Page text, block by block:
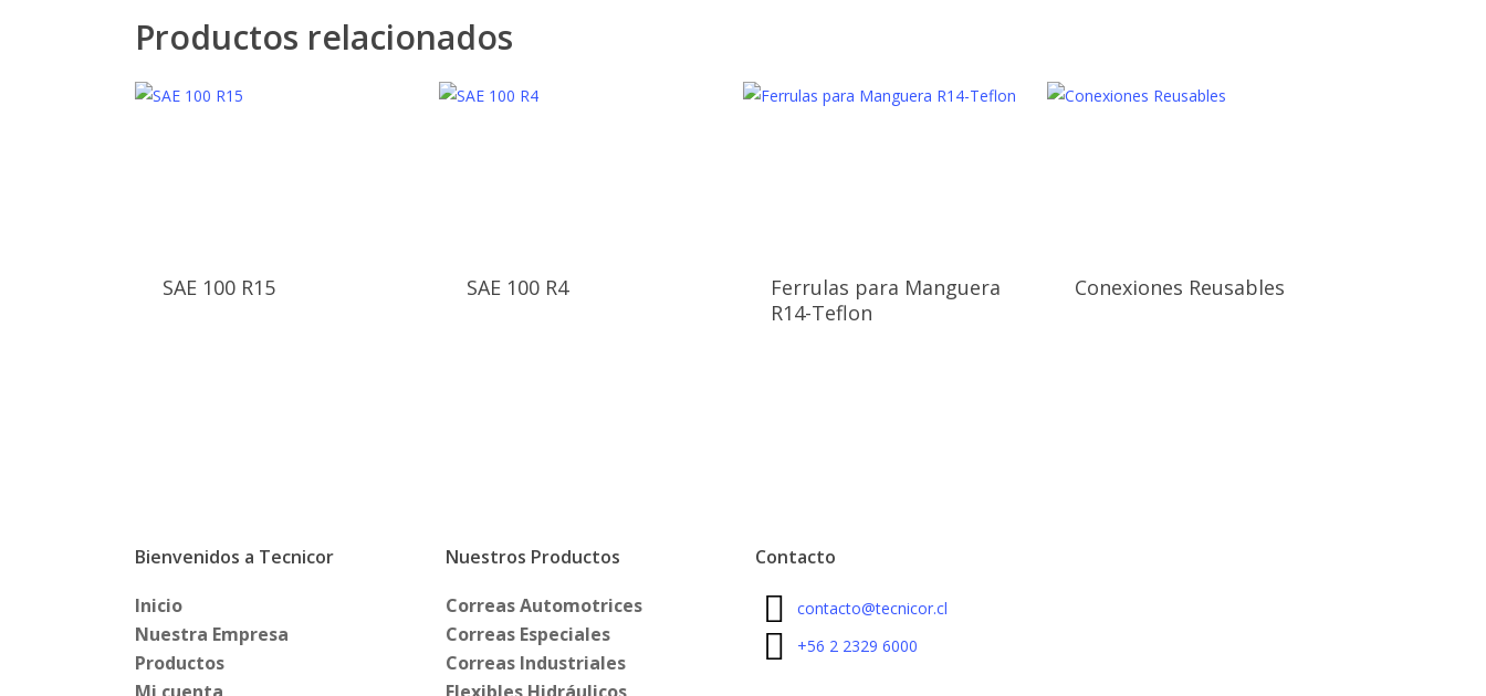
Productos relacionados
SAE 100 R15 SAE 100 R4
Ferrulas para Manguera
R14-Teflon
Conexiones Reusables
Bienvenidos a Tecnicor
Inicio
Nuestra Empresa
Productos
Nuestros Productos
Correas Automotrices
Correas Especiales
Correas Industriales
Contacto
contacto@tecnicor.cl
+56 2 2329 6000